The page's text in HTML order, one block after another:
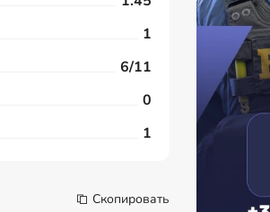
1
6/11
0
1
Скопировать